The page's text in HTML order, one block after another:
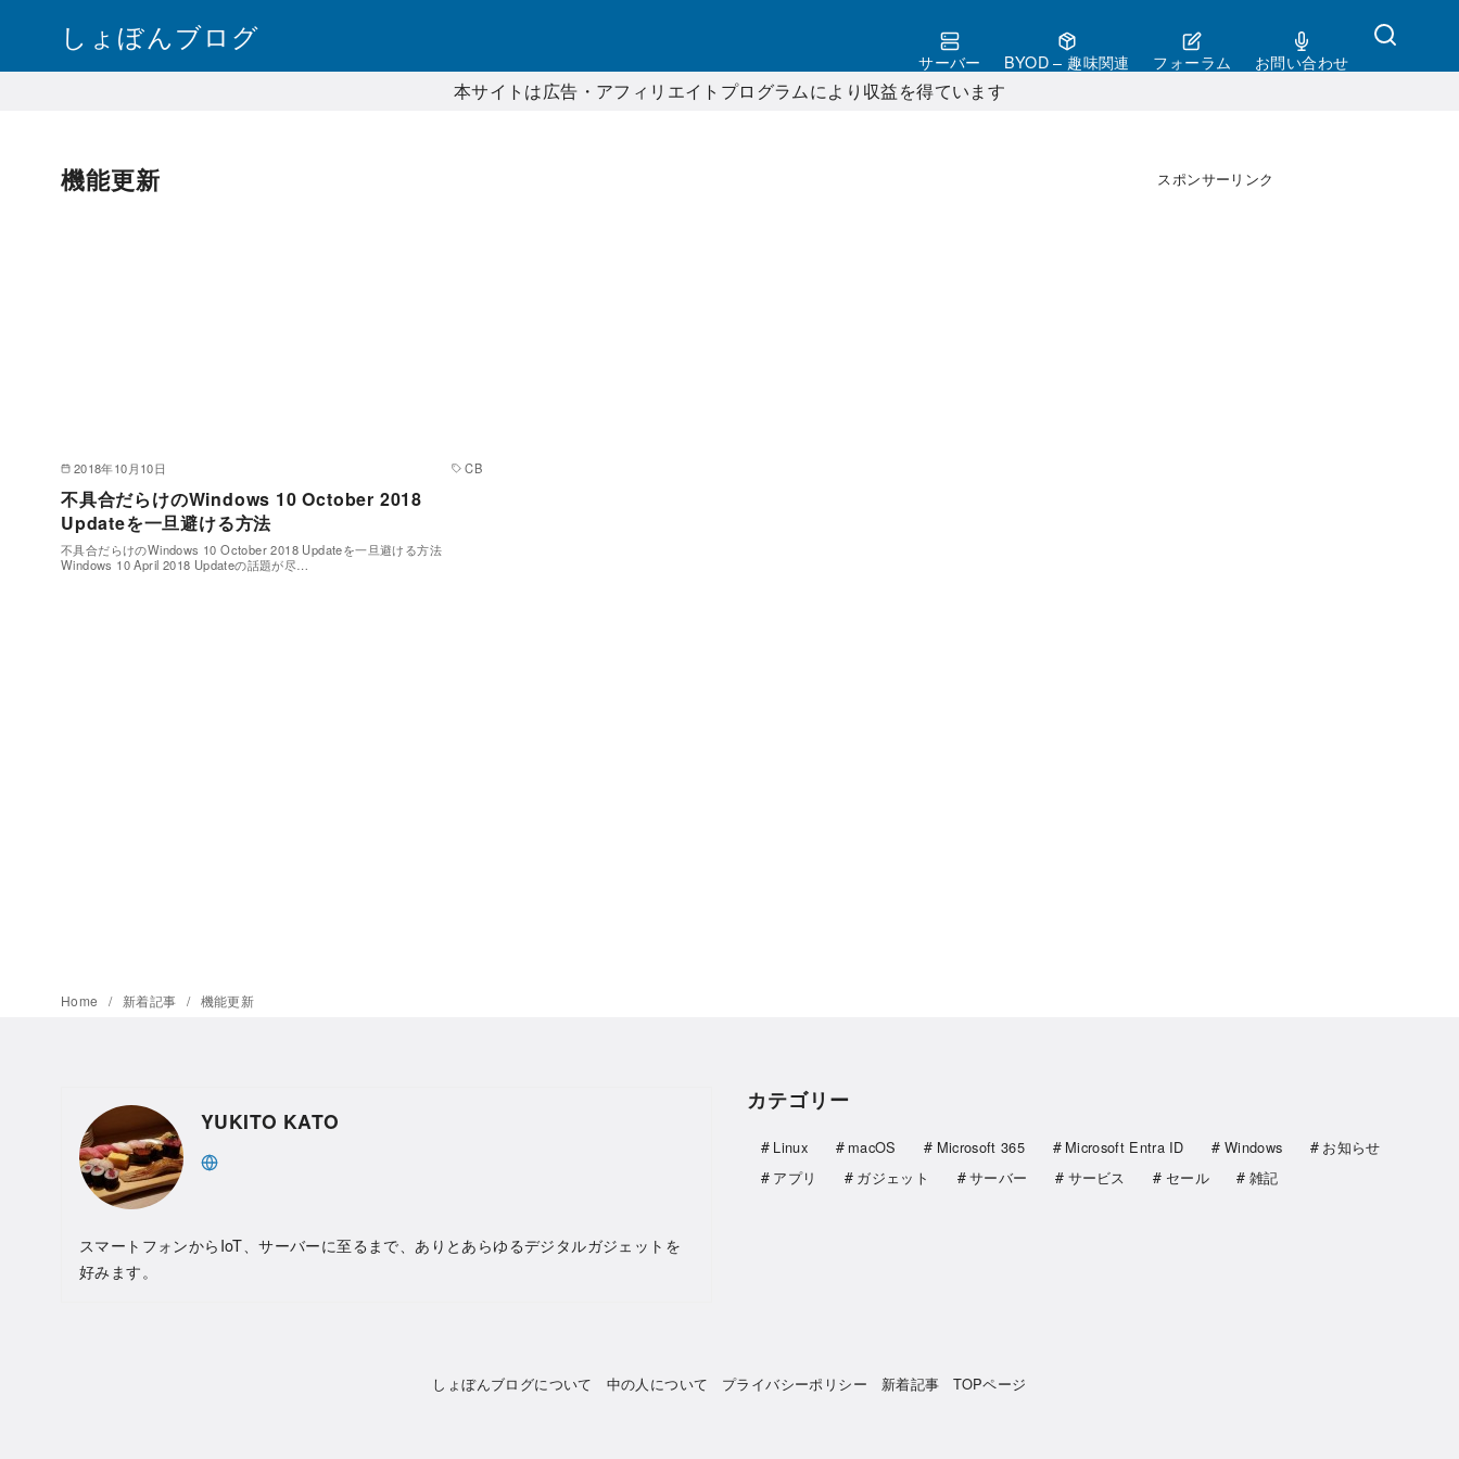
テ
しょぼんブログ
サーバー BYOD – 趣味関連 フォーラム お問い合わせ
本サイトは広告・アフィリエイトプログラムにより収益を得ています
機能更新
2018年10月10日 CB
不具合だらけのWindows 10 October 2018
Updateを一旦避ける方法
不具合だらけのWindows 10 October 2018 Updateを一旦避ける方法
Windows 10 April 2018 Updateの話題が尽…
スポンサーリンク
Home 新着記事 機能更新
YUKITO KATO
スマートフォンからIoT、サーバーに至るまで、ありとあらゆるデジタルガジェットを
好みます。
カテゴリー
Linux macOS Microsoft 365 Microsoft Entra ID Windows
お知らせ
アプリ
ガジェット サーバー サービス セール 雑記
しょぼんブログについて 中の人について プライバシーポリシー 新着記事 TOPページ